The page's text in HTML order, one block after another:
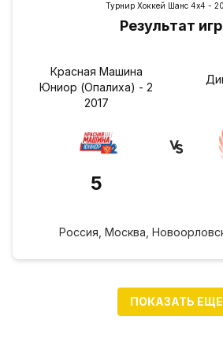
Турнир Хоккей Шанс 4х4 -
Результат
Красная Машина
Юниор (Опалиха) - 2
2017
5
Россия, Москва,
ПОКАЗАТЬ ЕЩЕ